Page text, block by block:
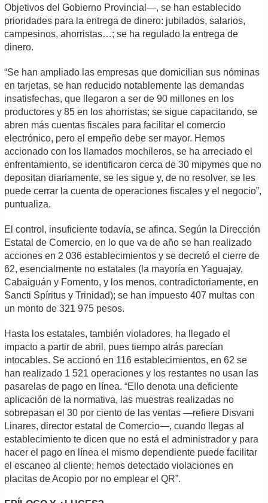
Objetivos del Gobierno Provincial—, se han establecido
prioridades para la entrega de dinero: jubilados, salarios,
campesinos, ahorristas…; se ha regulado la entrega de
dinero.
“Se han ampliado las empresas que domicilian sus nóminas
en tarjetas, se han reducido notablemente las demandas
insatisfechas, que llegaron a ser de 90 millones en los
productores y 85 en los ahorristas; se sigue capacitando, se
abren más cuentas fiscales para facilitar el comercio
electrónico, pero el empeño debe ser mayor. Hemos
accionado con los llamados mochileros, se ha arreciado el
enfrentamiento, se identificaron cerca de 30 mipymes que no
depositan diariamente, se les sigue y, de no resolver, se les
puede cerrar la cuenta de operaciones fiscales y el negocio”,
puntualiza.
El control, insuficiente todavía, se afinca. Según la Dirección
Estatal de Comercio, en lo que va de año se han realizado
acciones en 2 036 establecimientos y se decretó el cierre de
62, esencialmente no estatales (la mayoría en Yaguajay,
Cabaiguán y Fomento, y los menos, contradictoriamente, en
Sancti Spíritus y Trinidad); se han impuesto 407 multas con
un monto de 321 975 pesos.
Hasta los estatales, también violadores, ha llegado el
impacto a partir de abril, pues tiempo atrás parecían
intocables. Se accionó en 116 establecimientos, en 62 se
han realizado 1 521 operaciones y los restantes no usan las
pasarelas de pago en línea. “Ello denota una deficiente
aplicación de la normativa, las muestras realizadas no
sobrepasan el 30 por ciento de las ventas —refiere Disvani
Linares, director estatal de Comercio—, cuando llegas al
establecimiento te dicen que no está el administrador y para
hacer el pago en línea el mismo dependiente puede facilitar
el escaneo al cliente; hemos detectado violaciones en
placitas de Acopio por no emplear el QR”.